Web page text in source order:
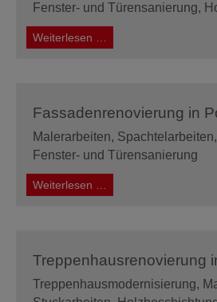
Fenster- und Türensanierung,
Weiterlesen …
in
Fassadenrenovierung in
Malerarbeiten,
Fenster- und Türensanierung
Weiterlesen …
in
Treppenhausrenovierung
Treppenhausmodernisierung,